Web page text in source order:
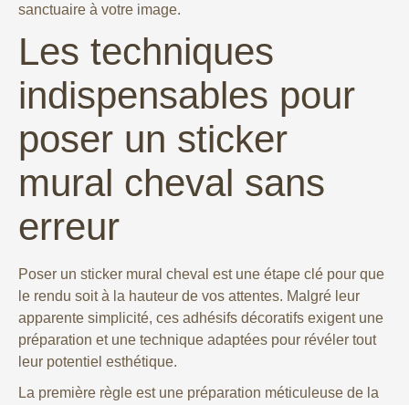
sanctuaire à votre image.
Les techniques
indispensables pour
poser un sticker
mural cheval sans
erreur
Poser un sticker mural cheval est une étape clé pour que
le rendu soit à la hauteur de vos attentes. Malgré leur
apparente simplicité, ces adhésifs décoratifs exigent une
préparation et une technique adaptées pour révéler tout
leur potentiel esthétique.
La première règle est une préparation méticuleuse de la